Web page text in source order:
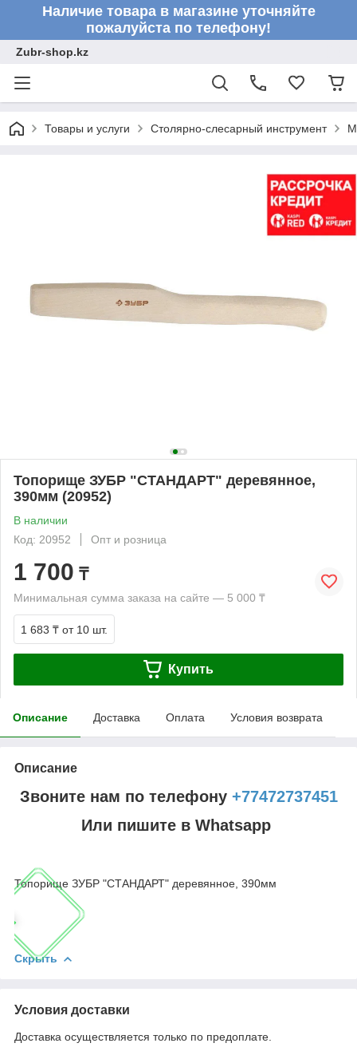
Наличие товара в магазине уточняйте
пожалуйста по телефону!
Zubr-shop.kz
Товары и услуги Столярно-слесарный инструмент
Топорище ЗУБР "СТАНДАРТ" деревянное,
390мм (20952)
В наличии
Код: 20952
Опт и розница
1 700 ₸
Минимальная сумма заказа на сайте — 5 000 ₸
1 683 ₸ от 10 шт.
Купить
Описание Доставка Оплата Условия возврата
Описание
Звоните нам по телефону +77472737451
Или пишите в Whatsapp
Топорище ЗУБР "СТАНДАРТ" деревянное, 390мм
Скрыть
Условия доставки
Доставка осуществляется только по предоплате.